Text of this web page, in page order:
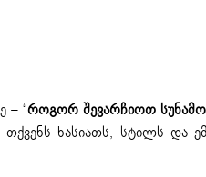
– “როგორ შევარჩიოთ
ხასიათს, სტილს და